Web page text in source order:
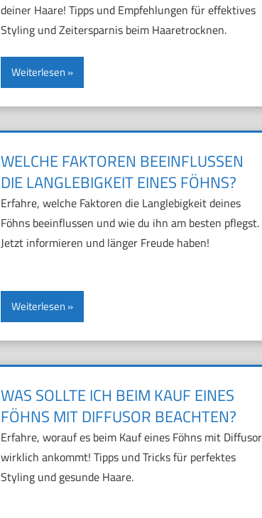
deiner Haare! Tipps und Empfehlungen für effektives
Styling und Zeitersparnis beim Haaretrocknen.
Weiterlesen
WELCHE FAKTOREN BEEINFLUSSEN
DIE LANGLEBIGKEIT EINES FÖHNS?
Erfahre, welche Faktoren die Langlebigkeit deines
Föhns beeinflussen und wie du ihn am besten pflegst.
Jetzt informieren und länger Freude haben!
Weiterlesen
WAS SOLLTE ICH BEIM KAUF EINES
FÖHNS MIT DIFFUSOR BEACHTEN?
Erfahre, worauf es beim Kauf eines Föhns mit Diffusor
wirklich ankommt! Tipps und Tricks für perfektes
Styling und gesunde Haare.